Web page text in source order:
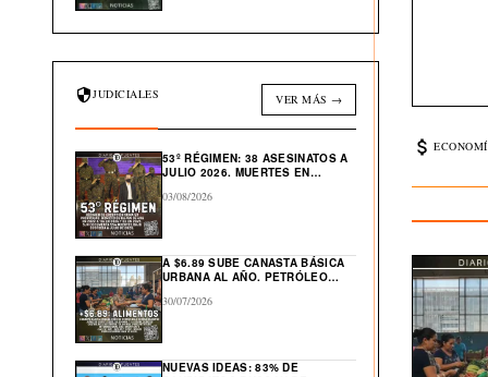
JUDICIALES VER MÁS →
53º RÉGIMEN: 38 ASESINATOS A
JULIO 2026. MUERTES EN
03/08/2026
A $6.89 SUBE CANASTA BÁSICA
URBANA AL AÑO. PETRÓLEO
30/07/2026
NUEVAS IDEAS: 83% DE